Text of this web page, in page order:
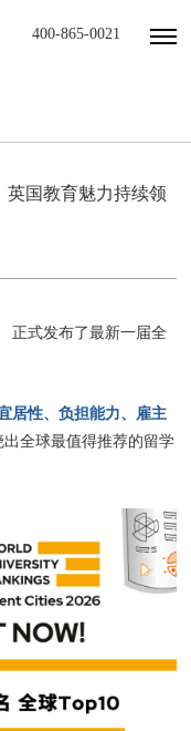
400-865-0021
英国教育魅力持续领
正式发布了最新一届全
居性、负担能力、雇主
出全球最值得推荐的留学